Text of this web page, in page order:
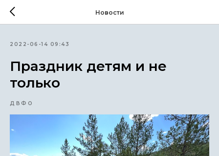
Новости
2022-06-14 09:43
Праздник детям и не
только
ДВФО